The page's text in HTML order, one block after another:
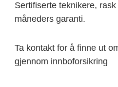
Sertifiserte teknikere,
måneders garanti.
Ta kontakt for å finne ut
gjennom innboforsikring